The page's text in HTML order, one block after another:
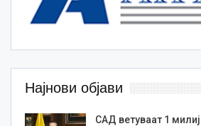
Најнови објави
САД ветуваат 1